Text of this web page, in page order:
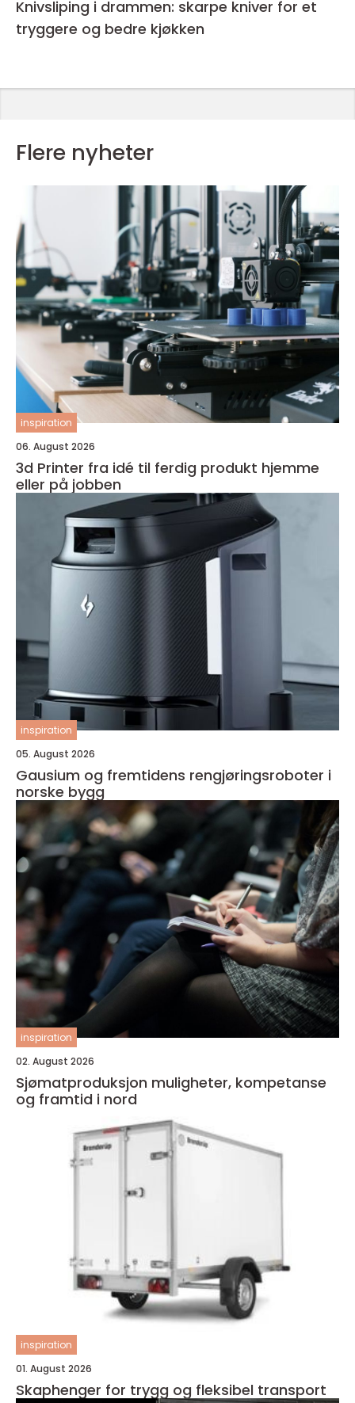
Knivsliping i drammen: skarpe kniver for et
tryggere og bedre kjøkken
Flere nyheter
inspiration
06. August 2026
3d Printer fra idé til ferdig produkt hjemme
eller på jobben
inspiration
05. August 2026
Gausium og fremtidens rengjøringsroboter i
norske bygg
inspiration
02. August 2026
Sjømatproduksjon muligheter, kompetanse
og framtid i nord
inspiration
01. August 2026
Skaphenger for trygg og fleksibel transport